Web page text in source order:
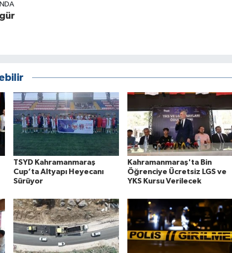
TSYD Kahramanmaraş
Cup’ta Altyapı Heyecanı
Sürüyor
Kahramanmaraş'ta Bin
Öğrenciye Ücretsiz LGS ve
YKS Kursu Verilecek